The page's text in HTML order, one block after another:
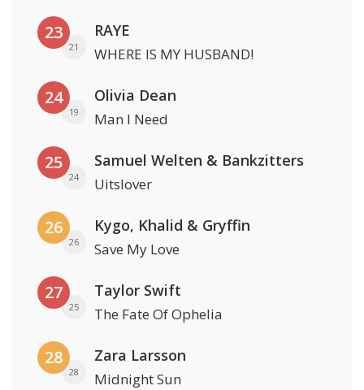
23
21
RAYE
WHERE IS MY HUSBAND!
24
19
Olivia Dean
Man I Need
25
24
Samuel Welten & Bankzitters
Uitslover
26
26
Kygo, Khalid & Gryffin
Save My Love
27
25
Taylor Swift
The Fate Of Ophelia
28
28
Zara Larsson
Midnight Sun